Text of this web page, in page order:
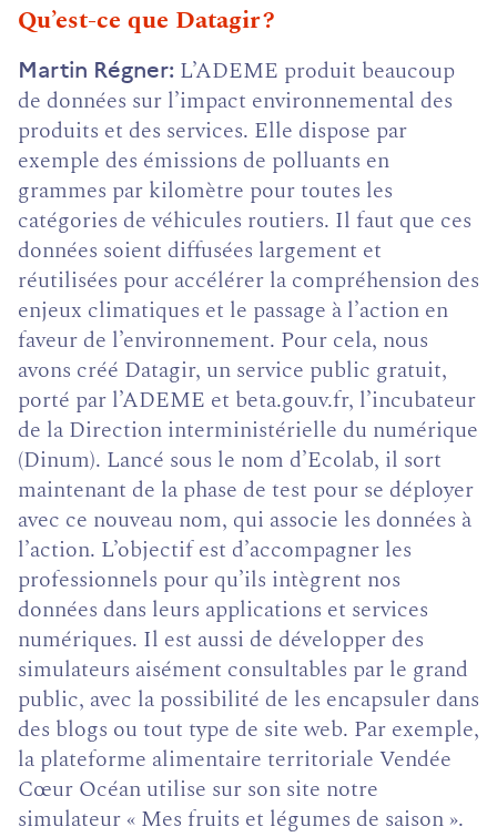
un
nouvel
onglet)
un
nouvel
onglet)
un
nouvel
onglet)
un
nouvel
un
nouvel
onglet)
Qu’est-ce que Datagir ?
Martin Régner L’ADEME produit beaucoup
de données sur l’impact environnemental des
produits et des services. Elle dispose par
exemple des émissions de polluants en
grammes par kilomètre pour toutes les
catégories de véhicules routiers. Il faut que ces
données soient diffusées largement et
réutilisées pour accélérer la compréhension des
enjeux climatiques et le passage à l’action en
faveur de l’environnement. Pour cela, nous
avons créé Datagir, un service public gratuit,
porté par l’ADEME et beta.gouv.fr, l’incubateur
de la Direction interministérielle du numérique
(Dinum). Lancé sous le nom d’Ecolab, il sort
maintenant de la phase de test pour se déployer
avec ce nouveau nom, qui associe les données à
l’action. L’objectif est d’accompagner les
professionnels pour qu’ils intègrent nos
données dans leurs applications et services
numériques. Il est aussi de développer des
simulateurs aisément consultables par le grand
public, avec la possibilité de les encapsuler dans
des blogs ou tout type de site web. Par exemple,
la plateforme alimentaire territoriale Vendée
Cœur Océan utilise sur son site notre
simulateur « Mes fruits et légumes de saison ».